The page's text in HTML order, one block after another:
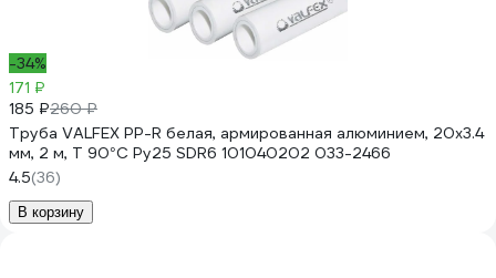
-34%
171 ₽
185 ₽260 ₽
Труба VALFEX PP-R белая, армированная алюминием, 20х3.4
мм, 2 м, Т 90°С Ру25 SDR6 101040202 033-2466
4.5(36)
В корзину